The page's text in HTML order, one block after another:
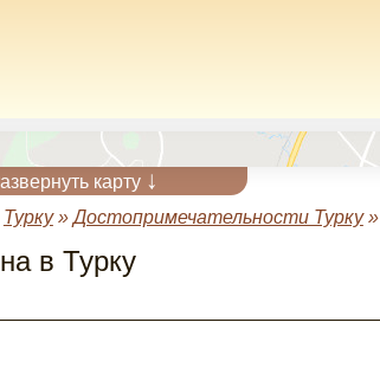
карту ↓
Турку»Достопримечательности Турку»
в Турку